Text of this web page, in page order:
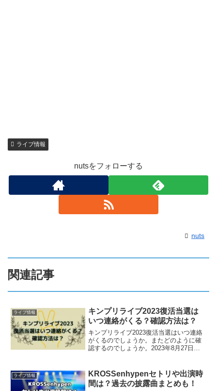
ライブ情報
nutsをフォローする
nuts
関連記事
ライブ情報
キンプリライブ2023復活当選は
いつ連絡がくる？確認方法は？
キンプリライブ2023復活当選はいつ連絡
がくるのでしょうか。またどのように確
認するのでしょうか。2023年8月27日か
ファンクラブ枠での落選報告がSNSで相
次い...
ライブ情報
KROSSenhypenセトリや出演時
間は？過去の披露曲まとめも！